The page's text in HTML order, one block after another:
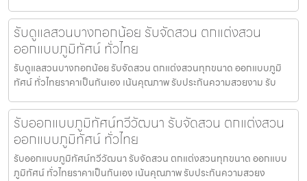
รับดูแลสวนบางกอกน้อย รับจัดสวน ตกแต่งสวน
ออกแบบภูมิทัศน์ ทั่วไทย
รับดูแลสวนบางกอกน้อย รับจัดสวน ตกแต่งสวนทุกขนาด ออกแบบภูมิ
ทัศน์ ทั่วไทยราคาเป็นกันเอง เน้นคุณภาพ รับประกันความสวยงาม รับ
รับออกแบบภูมิทัศน์ทวีวัฒนา รับจัดสวน ตกแต่งสวน
ออกแบบภูมิทัศน์ ทั่วไทย
รับออกแบบภูมิทัศน์ทวีวัฒนา รับจัดสวน ตกแต่งสวนทุกขนาด ออกแบบ
ภูมิทัศน์ ทั่วไทยราคาเป็นกันเอง เน้นคุณภาพ รับประกันความสวยง